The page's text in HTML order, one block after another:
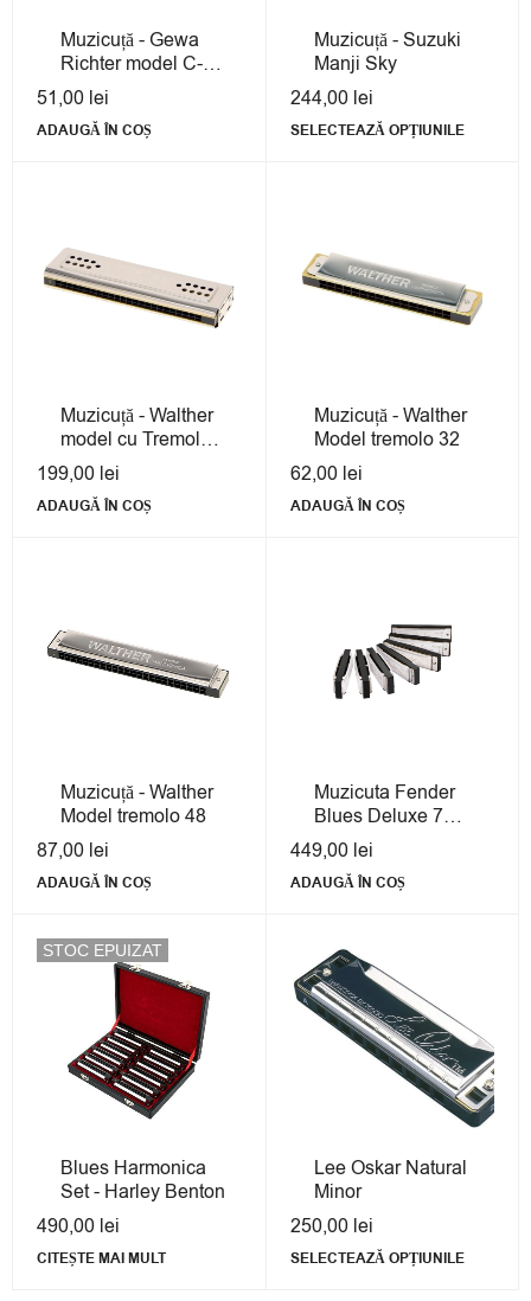
Muzicuță - Gewa
Richter model C-
Major
51,00 lei
ADAUGĂ ÎN COȘ
Muzicuță - Suzuki
Manji Sky
244,00 lei
SELECTEAZĂ OPȚIUNILE
Muzicuță - Walther
model cu Tremolo
dublu
199,00 lei
ADAUGĂ ÎN COȘ
Muzicuță - Walther
Model tremolo 32
62,00 lei
ADAUGĂ ÎN COȘ
Muzicuță - Walther
Model tremolo 48
87,00 lei
ADAUGĂ ÎN COȘ
Muzicuta Fender
Blues Deluxe 7
pack with case
449,00 lei
ADAUGĂ ÎN COȘ
STOC EPUIZAT
Blues Harmonica
Set - Harley Benton
490,00 lei
CITEȘTE MAI MULT
Lee Oskar Natural
Minor
250,00 lei
SELECTEAZĂ OPȚIUNILE